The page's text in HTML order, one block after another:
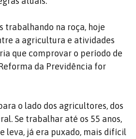
trabalhando na roça, hoje
a agricultura e atividades
que comprovar o período de
da Previdência for
o lado dos agricultores, dos
Se trabalhar até os 55 anos,
leva, já era puxado, mais difícil